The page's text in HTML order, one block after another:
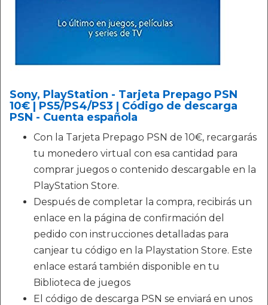
Sony, PlayStation - Tarjeta Prepago PSN
10€ | PS5/PS4/PS3 | Código de descarga
PSN - Cuenta española
Con la Tarjeta Prepago PSN de 10€, recargarás
tu monedero virtual con esa cantidad para
comprar juegos o contenido descargable en la
PlayStation Store.
Después de completar la compra, recibirás un
enlace en la página de confirmación del
pedido con instrucciones detalladas para
canjear tu código en la Playstation Store. Este
enlace estará también disponible en tu
Biblioteca de juegos
El código de descarga PSN se enviará en unos